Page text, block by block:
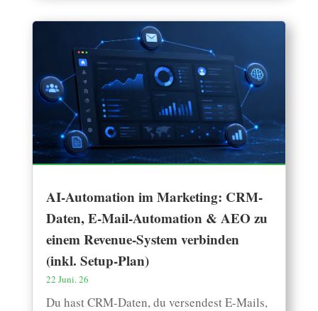
AI-Automation im Marketing: CRM-
Daten, E-Mail-Automation & AEO zu
einem Revenue-System verbinden
(inkl. Setup-Plan)
22 Juni. 26
Du hast CRM-Daten, du versendest E-Mails,